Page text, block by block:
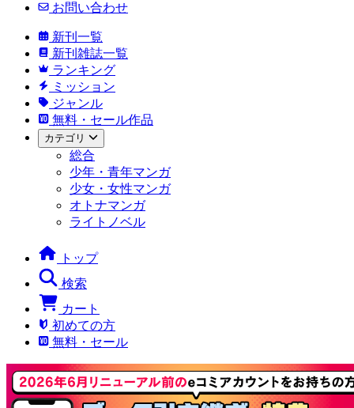
お問い合わせ
新刊一覧
新刊雑誌一覧
ランキング
ミッション
ジャンル
無料・セール作品
カテゴリ
総合
少年・青年マンガ
少女・女性マンガ
オトナマンガ
ライトノベル
トップ
検索
カート
初めての方
無料・セール